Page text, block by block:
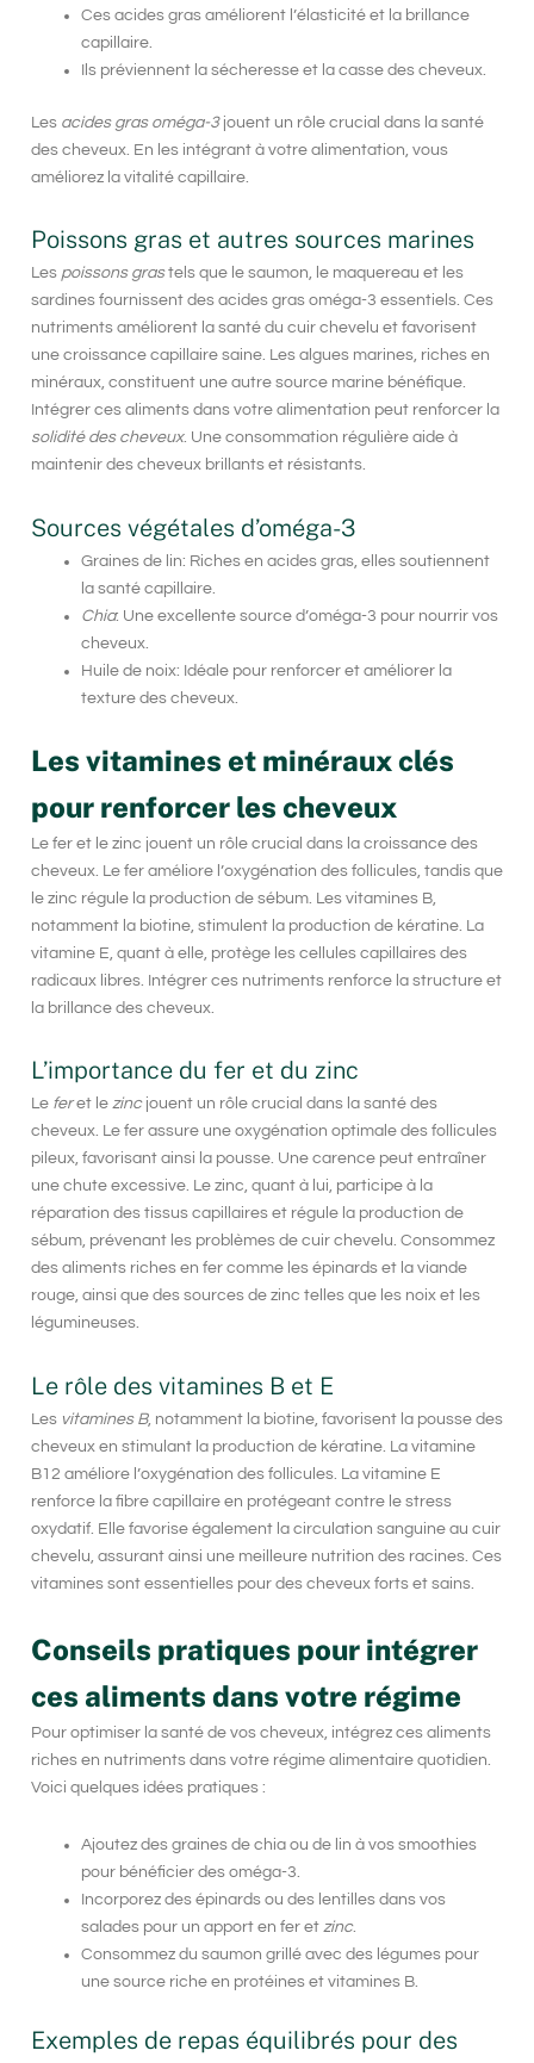
Ces acides gras améliorent l’élasticité et la brillance
capillaire.
Ils préviennent la sécheresse et la casse des cheveux.
Les acides gras oméga-3jouent un rôle crucial dans la santé
des cheveux. En les intégrant à votre alimentation, vous
améliorez la vitalité capillaire
Poissons gras et autres sources marines
Les poissons grastels que le saumon, le maquereau et les
sardines fournissent des acides gras oméga-3 essentiels. Ces
nutriments améliorent la santé du cuir chevelu et favorisent
une croissance capillaire saine. Les algues marines, riches en
minéraux, constituent une autre source marine bénéfique.
Intégrer ces aliments dans votre alimentation peut renforcer la
solidité des cheveux. Une consommation régulière aide à
maintenir des cheveux brillants et résistants.
Sources végétales d’oméga-3
Graines de lin: Riches en acides gras, elles soutiennent
la santé capillaire.
Chia: Une excellente source d’oméga-3 pour nourrir vos
cheveux.
Huile de noix: Idéale pour renforcer et améliorer la
texture des cheveux.
Les vitamines et minéraux clés
pour renforcer les cheveux
Le fer et le zinc jouent un rôle crucial dans la croissance des
cheveux. Le fer améliore l’oxygénation des follicules, tandis que
le zinc régule la production de sébum. Les vitamines B,
notamment la biotine, stimulent la production de kératine. La
vitamine E, quant à elle, protège les cellules capillaires des
radicaux libres. Intégrer ces nutriments renforce la structure et
la brillance des cheveux.
L’importance du fer et du zinc
Le feret le zincjouent un rôle crucial dans la santé des
cheveux. Le fer assure une oxygénation optimale des follicules
pileux, favorisant ainsi la pousse. Une carence peut entraîner
une chute excessive. Le zinc, quant à lui, participe à la
réparation des tissus capillaires et régule la production de
sébum, prévenant les problèmes de cuir chevelu. Consommez
des aliments riches en fer comme les épinards et la viande
rouge, ainsi que des sources de zinc telles que les noix et les
légumineuses.
Le rôle des vitamines B et E
Les vitamines B, notamment la biotine, favorisent la pousse des
cheveux en stimulant la production de kératine. La vitamine
B12 améliore l’oxygénation des follicules. La vitamine E
renforce la fibre capillaire en protégeant contre le stress
oxydatif. Elle favorise également la circulation sanguine au cuir
chevelu, assurant ainsi une meilleure nutrition des racines. Ces
vitamines sont essentielles pour des cheveux forts et sains.
Conseils pratiques pour intégrer
ces aliments dans votre régime
Pour optimiser la santé de vos cheveux, intégrez ces aliments
riches en nutriments dans votre régime alimentaire quotidien.
Voici quelques idées pratiques :
Ajoutez des graines de chia ou de lin à vos smoothies
pour bénéficier des oméga-3.
Incorporez des épinards ou des lentilles dans vos
salades pour un apport en fer et zinc.
Consommez du saumon grillé avec des légumes pour
une source riche en protéines et vitamines B.
Exemples de repas équilibrés pour des